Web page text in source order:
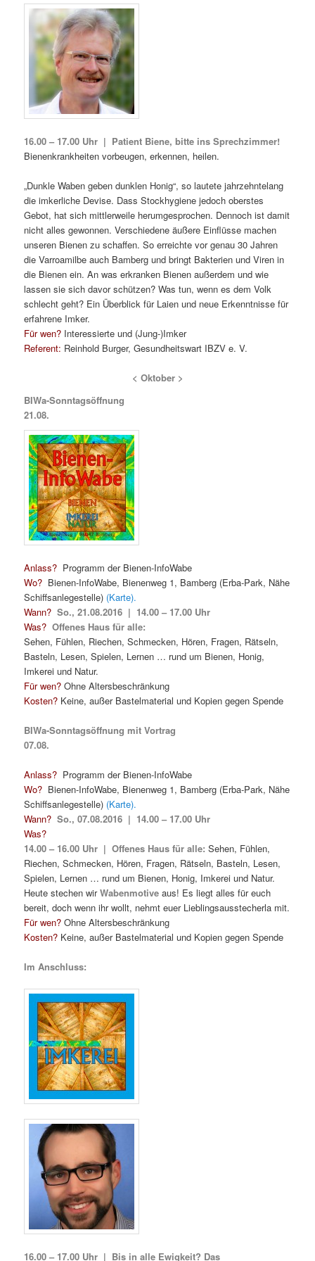
16.00 – 17.00 Uhr | Patient Biene, bitte ins Sprechzimmer!
Bienenkrankheiten vorbeugen, erkennen, heilen.
„Dunkle Waben geben dunklen Honig“, so lautete jahrzehntelang
die imkerliche Devise. Dass Stockhygiene jedoch oberstes
Gebot, hat sich mittlerweile herumgesprochen. Dennoch ist damit
nicht alles gewonnen. Verschiedene äußere Einflüsse machen
unseren Bienen zu schaf­fen. So erreichte vor genau 30 Jahren
die Varroamilbe auch Bamberg und bringt Bakterien und Viren in
die Bienen ein. An was erkranken Bienen außerdem und wie
lassen sie sich davor schützen? Was tun, wenn es dem Volk
schlecht geht? Ein Überblick für Laien und neue Erkenntnisse für
erfahrene Imker.
Für wen? Interessierte und (Jung-)Imker
Referent: Reinhold Burger, Gesundheitswart IBZV e. V.
< Oktober >
BIWa-Sonntagsöffnung
21.08.
Anlass? Programm der Bienen-InfoWabe
Wo? Bienen-InfoWabe, Bienenweg 1, Bamberg (Erba-Park, Nähe
Schiffsanlegestelle) (Karte).
Wann? So., 21.08.2016 | 14.00 – 17.00 Uhr
Was? Offenes Haus für alle:
Sehen, Fühlen, Riechen, Schmecken, Hören, Fragen, Rätseln,
Basteln, Lesen, Spielen, Lernen … rund um Bienen, Honig,
Imkerei und Natur.
Für wen? Ohne Altersbeschränkung
Kosten? Keine, außer Bastelmaterial und Kopien gegen Spende
BIWa-Sonntagsöffnung mit Vortrag
07.08.
Anlass? Programm der Bienen-InfoWabe
Wo? Bienen-InfoWabe, Bienenweg 1, Bamberg (Erba-Park, Nähe
Schiffsanlegestelle) (Karte).
Wann? So., 07.08.2016 | 14.00 – 17.00 Uhr
Was?
14.00 – 16.00 Uhr | Offenes Haus für alle:Sehen, Fühlen,
Riechen, Schmecken, Hören, Fragen, Rätseln, Basteln, Lesen,
Spielen, Lernen … rund um Bienen, Honig, Imkerei und Natur.
Heute stechen wirWabenmotive aus! Es liegt alles für euch
bereit, doch wenn ihr wollt, nehmt euer Lieblingsausstecherla mit.
Für wen? Ohne Altersbeschränkung
Kosten? Keine, außer Bastelmaterial und Kopien gegen Spende
Im Anschluss:
16.00 – 17.00 Uhr | Bis in alle Ewigkeit? Das